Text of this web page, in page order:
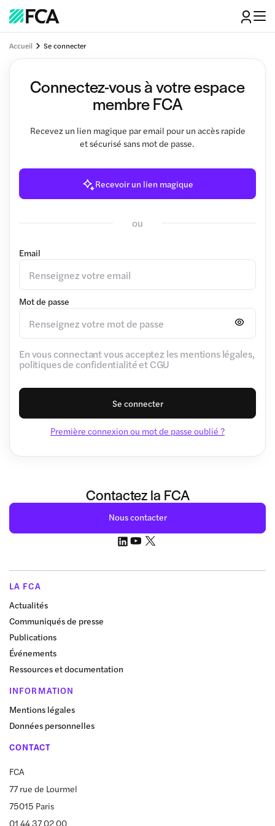
Accueil Se connecter
Connectez-vous à votre espace
membre FCA
Recevez un lien magique par email pour un accès rapide
et sécurisé sans mot de passe.
Recevoir un lien magique
ou
Email
Mot de passe
En vous connectant vous acceptez les mentions légales,
politiques de confidentialité et CGU
Se connecter
Première connexion ou mot de passe oublié ?
Contactez la FCA
Nous contacter
LA FCA
Actualités
Communiqués de presse
Publications
Événements
Ressources et documentation
INFORMATION
Mentions légales
Données personnelles
CONTACT
FCA
77 rue de Lourmel
75015 Paris
01 44 37 02 00